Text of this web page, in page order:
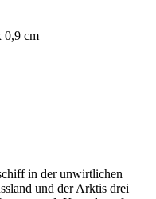
0,9 cm
in der unwirtlichen
und der Arktis drei